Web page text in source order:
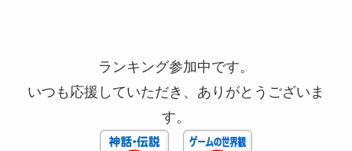
ランキング参加中です。
いつも応援していただき、ありがとうございま
す。